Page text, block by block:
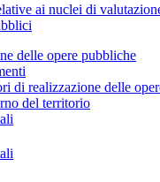
ai nuclei di
delle opere pubbliche
di realizzazione delle
del territorio